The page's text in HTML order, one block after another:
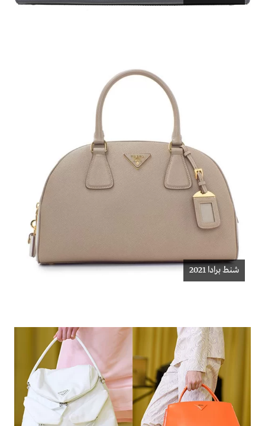
شنط برادا 2021